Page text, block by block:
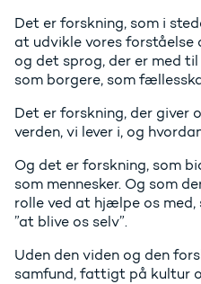
Det er forskning, som i
at udvikle vores forståelse
og det sprog, der er med
som borgere, som
Det er forskning, der giver
verden, vi lever i, og
Og det er forskning, som
som mennesker. Og som
rolle ved at hjælpe os
”at blive os selv”.
Uden den viden og den
samfund, fattigt på kultur